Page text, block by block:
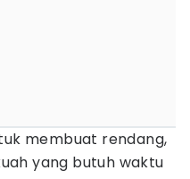
membuat rendang,
yang butuh waktu